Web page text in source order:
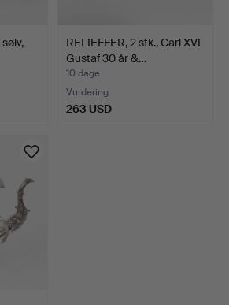
RELIEFFER, 2 stk., Carl XVI
Gustaf 30 år &…
10 dage
Vurdering
263 USD